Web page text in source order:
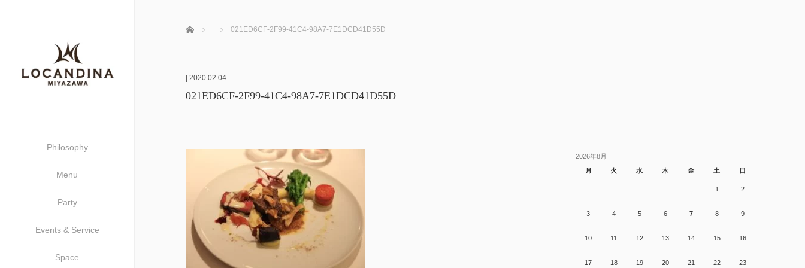
Philosophy
Menu
Party
Events & Service
Space
ホーム 021ED6CF-2F99-41C4-98A7-7E1DCD41D55D
2020.02.04
021ED6CF-2F99-41C4-98A7-7E1DCD41D55D
2026年8月
月
火 水 木 金 土 日
1 2
3 4 5 6 7 8 9
10 11 12 13 14 15 16
17 18 19 20 21 22 23